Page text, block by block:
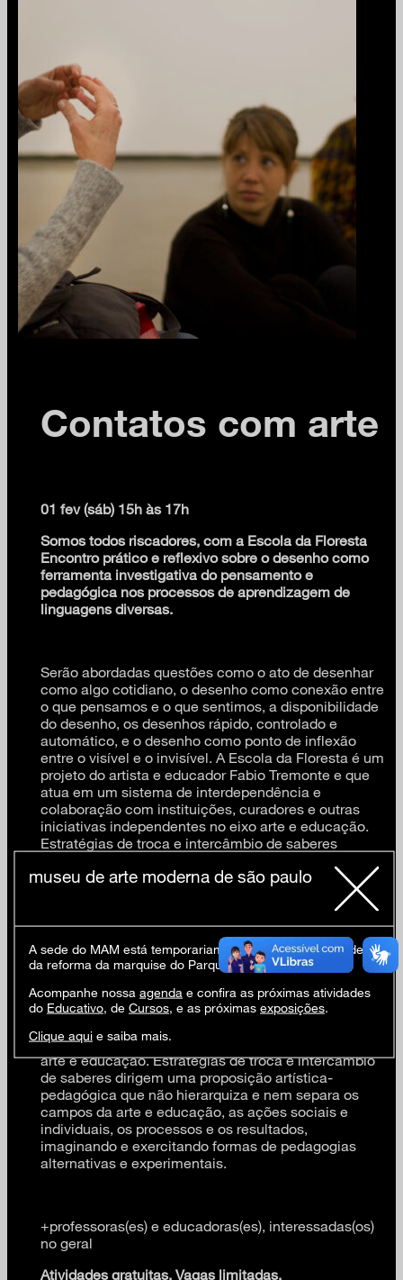
Contatos com arte
01 fev (sáb) 15h às 17h
Somos todos riscadores, com a Escola da Floresta
Encontro prático e reflexivo sobre o desenho como
ferramenta investigativa do pensamento e
pedagógica nos processos de aprendizagem de
linguagens diversas.
Serão abordadas questões como o ato de desenhar
como algo cotidiano, o desenho como conexão entre
o que pensamos e o que sentimos, a disponibilidade
do desenho, os desenhos rápido, controlado e
automático, e o desenho como ponto de inflexão
entre o visível e o invisível. A Escola da Floresta é um
projeto do artista e educador Fabio Tremonte e que
atua em um sistema de interdependência e
colaboração com instituições, curadores e outras
iniciativas independentes no eixo arte e educação.
Estratégias de troca e intercâmbio de saberes
não hierarquiza e nem separa os campos da arte e
processos e os resultados, imaginando e exercitando
formas de pedagogias alternativas e experimentais.
AEscola da Florestaé um projeto do artista e
educador Fabio Tremonte e que atua em um sistema
curadores e outras iniciativas independentes no eixo
arte e educação. Estratégias de troca e intercâmbio
de saberes dirigem uma proposição artística-
pedagógica que não hierarquiza e nem separa os
campos da arte e educação, as ações sociais e
individuais, os processos e os resultados,
imaginando e exercitando formas de pedagogias
alternativas e experimentais.
+professoras(es) e educadoras(es), interessadas(os)
no geral
Atividades gratuitas. Vagas limitadas.
museu de arte moderna de são paulo
A sede do MAM está temporariamente fechada em virtude
da reforma da marquise do Parque Ibirapuera.
Acompanhe nossa agenda e confira as próximas atividades
do Educativo, de Cursos, e as próximas exposições.
Clique aqui e saiba mais.